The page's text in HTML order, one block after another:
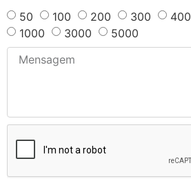
50
100 200 300 400
1000
3000 5000